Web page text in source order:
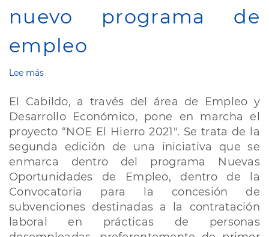
nuevo programa de
empleo
Lee más
de
El
Hierro
pone
en
marcha
un
nuevo
programa
de
empleo
El Cabildo, a través del área de Empleo y
Desarrollo Económico, pone en marcha el
proyecto “NOE El Hierro 2021". Se trata de la
segunda edición de una iniciativa que se
enmarca dentro del programa Nuevas
Oportunidades de Empleo, dentro de la
Convocatoria para la concesión de
subvenciones destinadas a la contratación
laboral en prácticas de personas